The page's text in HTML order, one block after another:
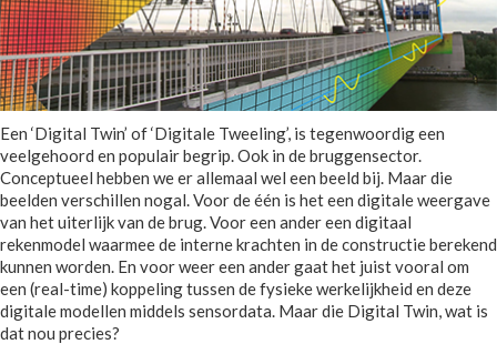
Een ‘Digital Twin’ of ‘Digitale Tweeling’, is tegenwoordig een
veelgehoord en populair begrip. Ook in de bruggensector.
Conceptueel hebben we er allemaal wel een beeld bij. Maar die
beelden verschillen nogal. Voor de één is het een digitale weergave
van het uiterlijk van de brug. Voor een ander een digitaal
rekenmodel waarmee de interne krachten in de constructie berekend
kunnen worden. En voor weer een ander gaat het juist vooral om
een (real-time) koppeling tussen de fysieke werkelijkheid en deze
digitale modellen middels sensordata. Maar die Digital Twin, wat is
dat nou precies?